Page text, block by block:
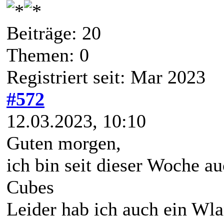
Beiträge: 20
Themen: 0
Registriert seit: Mar 2023
#572
12.03.2023, 10:10
Guten morgen,
ich bin seit dieser Woche
Cubes
Leider hab ich auch ein